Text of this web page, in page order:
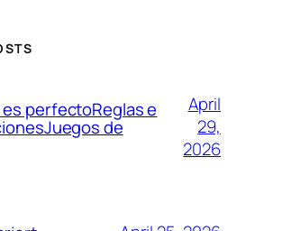
perfectoReglas e
de
April
29,
2026